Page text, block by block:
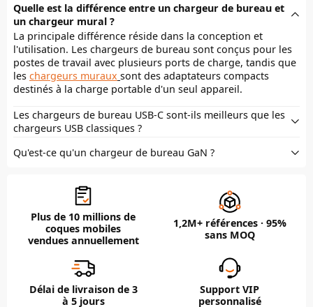
Quelle est la différence entre un chargeur de bureau et
un chargeur mural ?
La principale différence réside dans la conception et
l'utilisation. Les chargeurs de bureau sont conçus pour les
postes de travail avec plusieurs ports de charge, tandis que
leschargeurs muraux sont des adaptateurs compacts
destinés à la charge portable d'un seul appareil.
Les chargeurs de bureau USB-C sont-ils meilleurs que les
chargeurs USB classiques ?
Qu'est-ce qu'un chargeur de bureau GaN ?
Plus de 10 millions de
coques mobiles
vendues annuellement
1,2M+ références · 95%
sans MOQ
Délai de livraison de 3
à 5 jours
Support VIP
personnalisé